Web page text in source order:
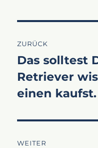
ZURÜCK
Vorheriger
Beitrag:
Das solltest
Retriever
einen kaufst.
WEITER